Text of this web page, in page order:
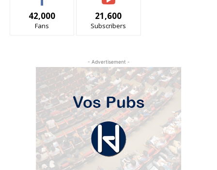
42,000
Fans
21,600
Subscribers
- Advertisement -